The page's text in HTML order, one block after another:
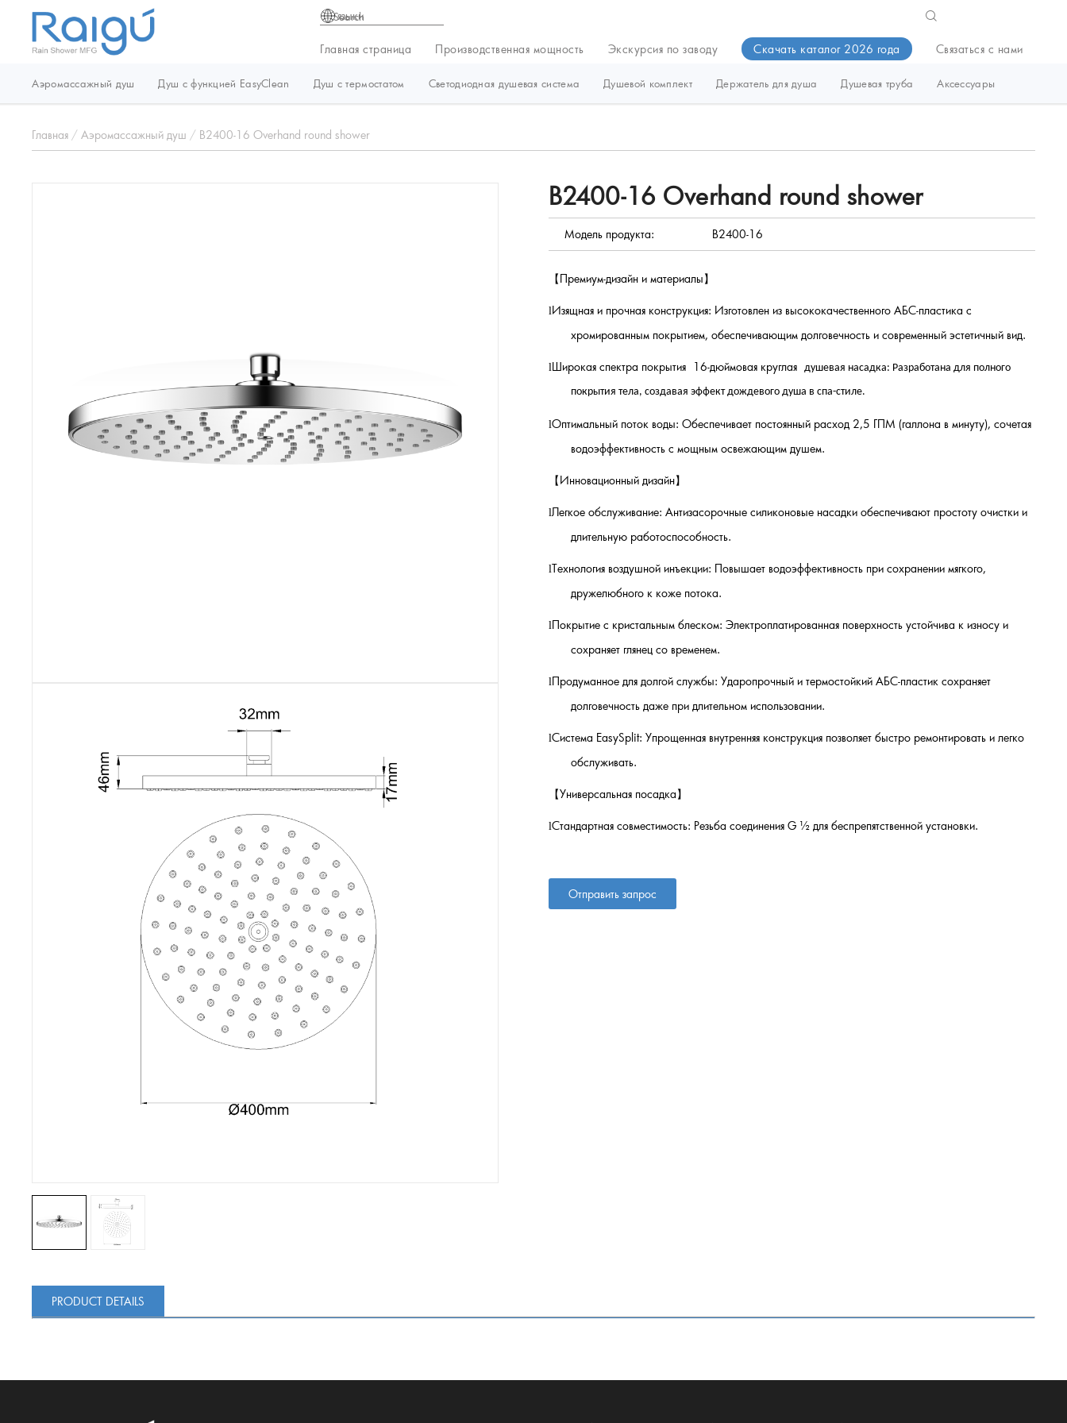
языки
Главная страница Производственная мощность Экскурсия по заводу Скачать каталог 2026 года Связаться с нами
Аэромассажный душ Душ с функцией EasyClean Душ с термостатом Светодиодная душевая система Душевой комплект Держатель для душа Душевая труба Аксессуары
Главная /Аэромассажный душ / B2400-16 Overhand round shower
B2400-16 Overhand round shower
Модель продукта: B2400-16
【Премиум-дизайн и материалы】
lИзящная и прочная конструкция: Изготовлен из высококачественного АБС-пластика с
хромированным покрытием, обеспечивающим долговечность и современный эстетичный вид.
lШирокая спектра покрытия 16-дюймовая круглая душевая насадка: Разработана для полного
покрытия тела, создавая эффект дождевого душа в спа-стиле.
lОптимальный поток воды: Обеспечивает постоянный расход 2,5 ГПМ (галлона в минуту), сочетая
водоэффективность с мощным освежающим душем.
【Инновационный дизайн】
lЛегкое обслуживание: Антизасорочные силиконовые насадки обеспечивают простоту очистки и
длительную работоспособность.
lТехнология воздушной инъекции: Повышает водоэффективность при сохранении мягкого,
дружелюбного к коже потока.
lПокрытие с кристальным блеском: Электроплатированная поверхность устойчива к износу и
сохраняет глянец со временем.
lПродуманное для долгой службы: Ударопрочный и термостойкий АБС-пластик сохраняет
долговечность даже при длительном использовании.
lСистема EasySplit: Упрощенная внутренняя конструкция позволяет быстро ремонтировать и легко
обслуживать.
【Универсальная посадка】
lСтандартная совместимость: Резьба соединения G ½ для беспрепятственной установки.
Отправить запрос
PRODUCT DETAILS